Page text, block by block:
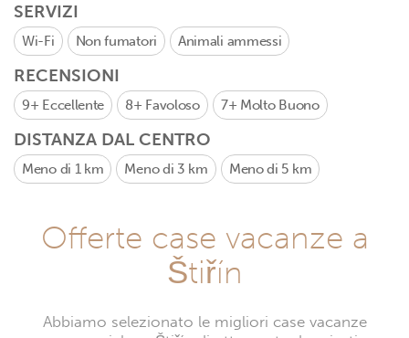
SERVIZI
Wi-Fi Non fumatori Animali ammessi
RECENSIONI
9+ Eccellente 8+ Favoloso 7+ Molto Buono
DISTANZA DAL CENTRO
Meno di 1 km Meno di 3 km Meno di 5 km
Offerte case vacanze a
Štiřín
Abbiamo selezionato le migliori case vacanze